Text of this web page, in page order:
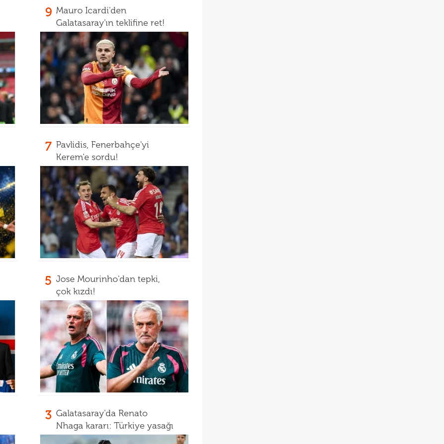
9 Mauro Icardi'den
Galatasaray'ın teklifine ret!
7 Pavlidis, Fenerbahçe'yi
Kerem'e sordu!
5 Jose Mourinho'dan tepki,
çok kızdı!
3 Galatasaray'da Renato
Nhaga kararı: Türkiye yasağı